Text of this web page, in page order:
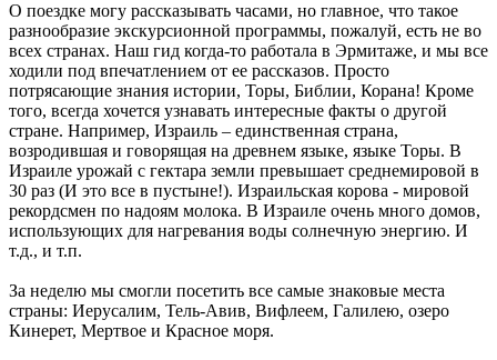
О поездке могу рассказывать часами, но главное, что такое
разнообразие экскурсионной программы, пожалуй, есть не во
всех странах. Наш гид когда-то работала в Эрмитаже, и мы все
ходили под впечатлением от ее рассказов. Просто
потрясающие знания истории, Торы, Библии, Корана! Кроме
того, всегда хочется узнавать интересные факты о другой
стране. Например, Израиль – единственная страна,
возродившая и говорящая на древнем языке, языке Торы. В
Израиле урожай с гектара земли превышает среднемировой в
30 раз (И это все в пустыне!). Израильская корова - мировой
рекордсмен по надоям молока. В Израиле очень много домов,
использующих для нагревания воды солнечную энергию. И
т.д., и т.п.
За неделю мы смогли посетить все самые знаковые места
страны: Иерусалим, Тель-Авив, Вифлеем, Галилею, озеро
Кинерет, Мертвое и Красное моря.